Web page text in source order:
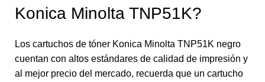
Konica Minolta TNP51K?
Los cartuchos de tóner Konica Minolta TNP51K negro
cuentan con altos estándares de calidad de impresión y
al mejor precio del mercado, recuerda que un cartucho